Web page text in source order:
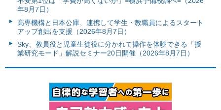
年8月7日）
高専機構と日本公庫、連携して学生・教職員によるスタート
アップ創出を支援（2026年8月7日）
Sky、教員役と児童生徒役に分かれて操作を体験できる「授
業研究モード」解説セミナー20日開催（2026年8月7日）